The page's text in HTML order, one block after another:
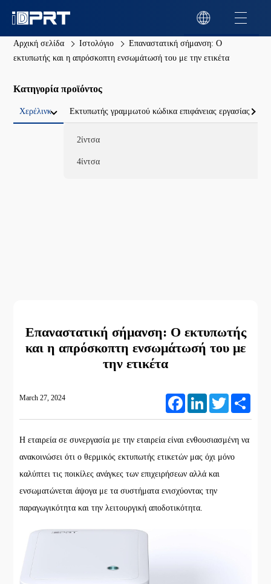
Αρχική σελίδα Ιστολόγιο
Επαναστατική σήμανση: Ο
εκτυπωτής και η απρόσκοπτη ενσωμάτωσή του με την ετικέτα
Κατηγορία προϊόντος
Χερέλινκ Εκτυπωτής γραμμωτού κώδικα επιφάνειας εργασίας
2ίντσα
4ίντσα
Επαναστατική σήμανση: Ο εκτυπωτής
και η απρόσκοπτη ενσωμάτωσή του με
την ετικέτα
March 27, 2024 FacebookLinkedIn Twitter
Η εταιρεία σε συνεργασία με την εταιρεία είναι ενθουσιασμένη να
ανακοινώσει ότι ο θερμικός εκτυπωτής ετικετών μας όχι μόνο
καλύπτει τις ποικίλες ανάγκες των επιχειρήσεων αλλά και
ενσωματώνεται άψογα με τα συστήματα ενισχύοντας την
παραγωγικότητα και την λειτουργική αποδοτικότητα.